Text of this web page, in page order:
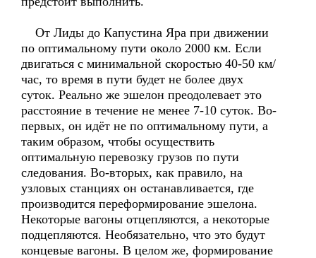
От Лиды до Капустина Яра при движении
по оптимальному пути около 2000 км. Если
двигаться с минимальной скоростью 40-50 км/
час, то время в пути будет не более двух
суток. Реально же эшелон преодолевает это
расстояние в течение не менее 7-10 суток. Во-
первых, он идёт не по оптимальному пути, а
таким образом, чтобы осуществить
оптимальную перевозку грузов по пути
следования. Во-вторых, как правило, на
узловых станциях он останавливается, где
производится переформирование эшелона.
Некоторые вагоны отцепляются, а некоторые
подцепляются. Необязательно, что это будут
концевые вагоны. В целом же, формирование